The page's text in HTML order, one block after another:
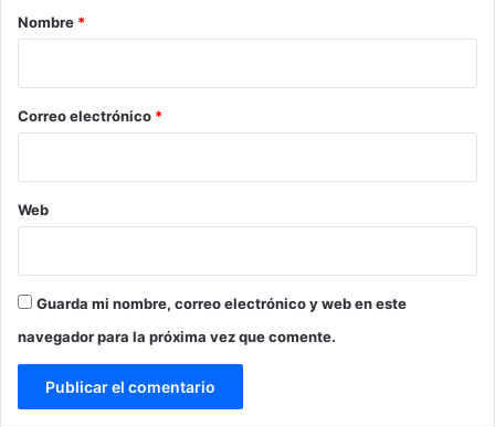
r
*
Nombre *
Correo electrónico *
Web
Guarda mi nombre, correo electrónico y web en este
navegador para la próxima vez que comente.